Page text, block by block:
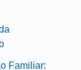
Familiar: